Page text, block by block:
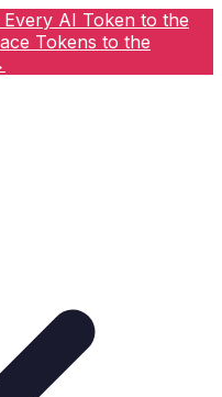
AI Token to the
Tokens to the